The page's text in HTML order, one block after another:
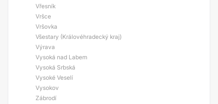
Vřesník
Vršce
Vršovka
Všestary (Královéhradecký kraj)
Výrava
Vysoká nad Labem
Vysoká Srbská
Vysoké Veselí
Vysokov
Zábrodí